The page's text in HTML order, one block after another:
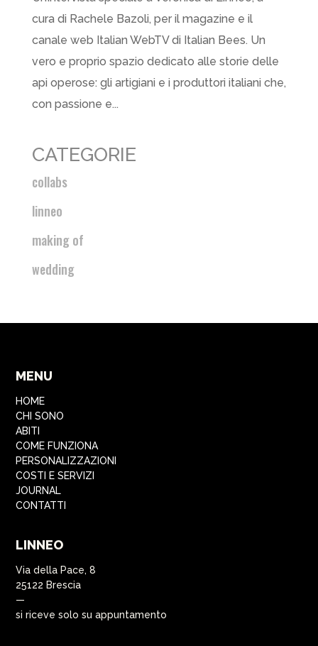
cura di Rachele Bazoli, per il magazine e il
canale web Italian WebTV di Italian Bees. Un
vero e proprio spazio dedicato alle storie delle
api operose: gli artigiani e i produttori italiani che,
con passione e...
CATEGORIE
collabs
linneo
making of
wedding
MENU
HOME
CHI SONO
ABITI
COME FUNZIONA
PERSONALIZZAZIONI
COSTI E SERVIZI
JOURNAL
CONTATTI
LINNEO
Via della Pace, 8
25122 Brescia
—
si riceve solo su appuntamento